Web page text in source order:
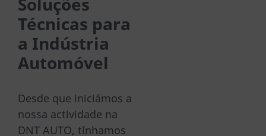
Técnicas para
a Indústria
Automóvel
Desde que iniciámos a
nossa actividade na
DNT AUTO, tínhamos